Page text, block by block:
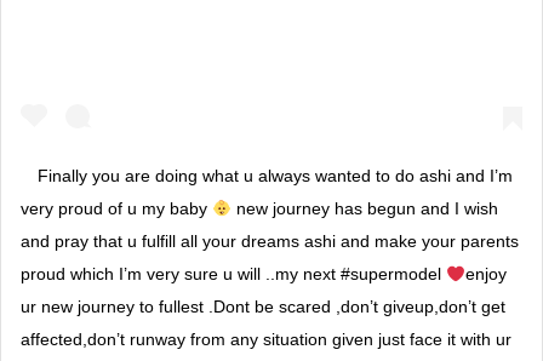
Finally you are doing what u always wanted to do ashi and I’m
very proud of u my baby
new journey has begun and I wish
and pray that u fulfill all your dreams ashi and make your parents
proud which I’m very sure u will ..my next #supermodel
enjoy
ur new journey to fullest .Dont be scared ,don’t giveup,don’t get
affected,don’t runway from any situation given just face it with ur